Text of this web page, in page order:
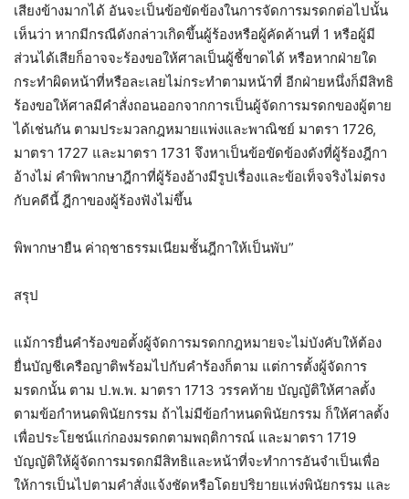
เสียงข้างมากได้ อันจะเป็นข้อขัดข้องในการจัดการมรดกต่อไปนั้น
เห็นว่า หากมีกรณีดังกล่าวเกิดขึ้นผู้ร้องหรือผู้คัดค้านที่ 1 หรือผู้มี
ส่วนได้เสียก็อาจจะร้องขอให้ศาลเป็นผู้ชี้ขาดได้ หรือหากฝ่ายใด
กระทำผิดหน้าที่หรือละเลยไม่กระทำตามหน้าที่ อีกฝ่ายหนึ่งก็มีสิทธิ
ร้องขอให้ศาลมีคำสั่งถอนออกจากการเป็นผู้จัดการมรดกของผู้ตาย
ได้เช่นกัน ตามประมวลกฎหมายแพ่งและพาณิชย์ มาตรา 1726,
มาตรา 1727 และมาตรา 1731 จึงหาเป็นข้อขัดข้องดังที่ผู้ร้องฎีกา
อ้างไม่ คำพิพากษาฎีกาที่ผู้ร้องอ้างมีรูปเรื่องและข้อเท็จจริงไม่ตรง
กับคดีนี้ ฎีกาของผู้ร้องฟังไม่ขึ้น
พิพากษายืน ค่าฤชาธรรมเนียมชั้นฎีกาให้เป็นพับ”
สรุป
แม้การยื่นคำร้องขอตั้งผู้จัดการมรดกกฎหมายจะไม่บังคับให้ต้อง
ยื่นบัญชีเครือญาติพร้อมไปกับคำร้องก็ตาม แต่การตั้งผู้จัดการ
มรดกนั้น ตาม ป.พ.พ. มาตรา 1713 วรรคท้าย บัญญัติให้ศาลตั้ง
ตามข้อกำหนดพินัยกรรม ถ้าไม่มีข้อกำหนดพินัยกรรม ก็ให้ศาลตั้ง
เพื่อประโยชน์แก่กองมรดกตามพฤติการณ์ และมาตรา 1719
บัญญัติให้ผู้จัดการมรดกมีสิทธิและหน้าที่จะทำการอันจำเป็นเพื่อ
ให้การเป็นไปตามคำสั่งแจ้งชัดหรือโดยปริยายแห่งพินัยกรรม และ